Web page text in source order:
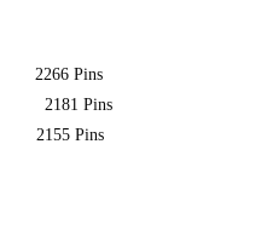
2266 Pins
2181 Pins
2155 Pins